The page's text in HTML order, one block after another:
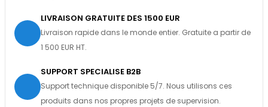
LIVRAISON GRATUITE DES 1500 EUR
Livraison rapide dans le monde entier. Gratuite a partir de
1 500 EUR HT.
SUPPORT SPECIALISE B2B
Support technique disponible 5/7. Nous utilisons ces
produits dans nos propres projets de supervision.